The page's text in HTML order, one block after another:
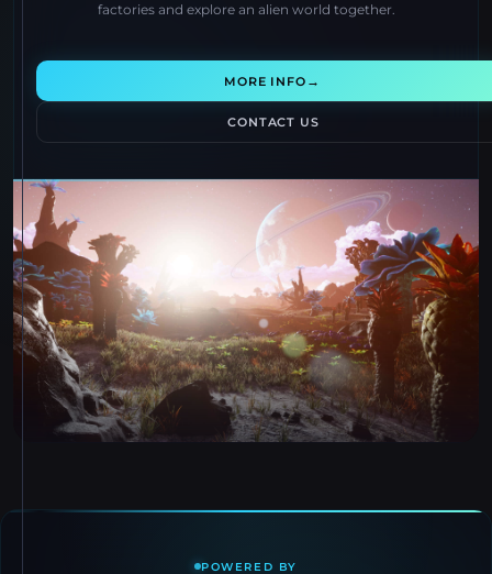
factories and explore an alien world together.
MORE INFO →
CONTACT US
POWERED BY